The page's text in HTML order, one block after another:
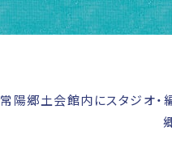
常陽郷土会館内にスタジオ・